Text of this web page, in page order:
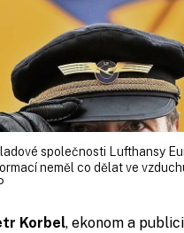
společnosti Lufthansy
neměl co dělat ve
Korbel, ekonom a